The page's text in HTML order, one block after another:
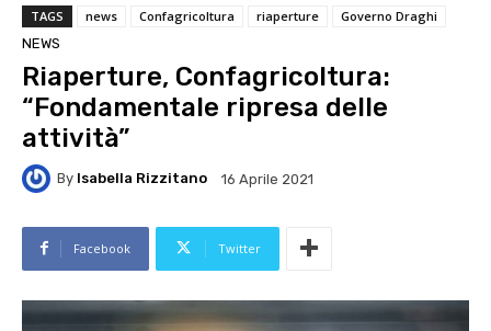
TAGS news Confagricoltura riaperture
Governo Draghi
NEWS
Riaperture, Confagricoltura:
“Fondamentale ripresa delle
attività”
By Isabella Rizzitano 16 Aprile 2021
Facebook Twitter